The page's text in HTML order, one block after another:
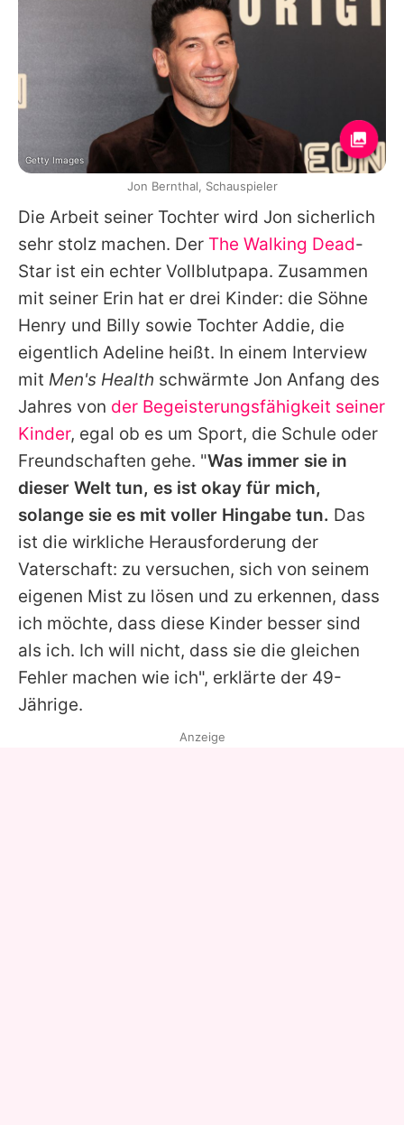
Die Arbeit seiner Tochter wird Jon sicherlich
sehr stolz machen. Der The Walking Dead-
Star ist ein echter Vollblutpapa. Zusammen
mit seiner Erin hat er drei Kinder: die Söhne
Henry und Billy sowie Tochter Addie, die
eigentlich Adeline heißt. In einem Interview
mit Men's Health schwärmte Jon Anfang des
Jahres von der Begeisterungsfähigkeit seiner
Kinder, egal ob es um Sport, die Schule oder
Freundschaften gehe. "Was immer sie in
dieser Welt tun, es ist okay für mich,
solange sie es mit voller Hingabe tun. Das
ist die wirkliche Herausforderung der
Vaterschaft: zu versuchen, sich von seinem
eigenen Mist zu lösen und zu erkennen, dass
ich möchte, dass diese Kinder besser sind
als ich. Ich will nicht, dass sie die gleichen
Fehler machen wie ich", erklärte der 49-
Jährige.
Getty Images
Jon Bernthal, Schauspieler
Anzeige